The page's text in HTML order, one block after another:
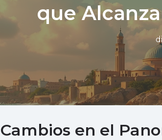
que
Cambios en el